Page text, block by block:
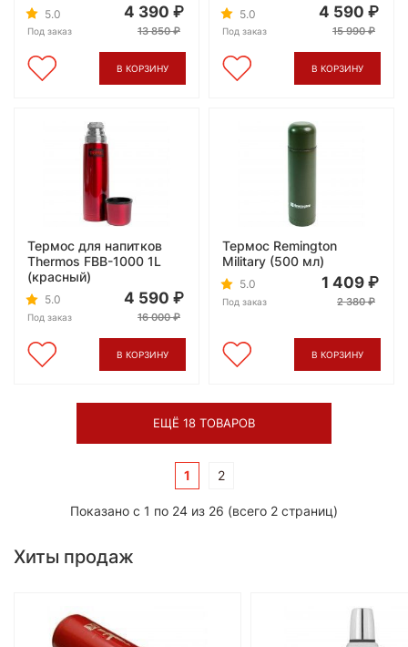
5.0
Под заказ
4 390
13 850
В КОРЗИНУ
5.0
Под заказ
4 590
15 990
В КОРЗИНУ
Термос для напитков
Thermos FBB-1000 1L
(красный)
5.0
Под заказ
4 590
16 000
В КОРЗИНУ
Термос Remington
Military (500 мл)
5.0
Под заказ
1 409
2 380
В КОРЗИНУ
ЕЩЁ 18 ТОВАРОВ
1 2
Показано с 1 по 24 из 26 (всего 2 страниц)
Хиты продаж